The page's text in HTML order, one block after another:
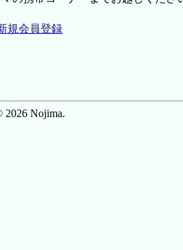
規会員登録
2026 Nojima.